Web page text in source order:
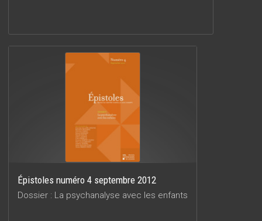
Épistoles numéro 4 septembre 2012
Dossier : La psychanalyse avec les enfants